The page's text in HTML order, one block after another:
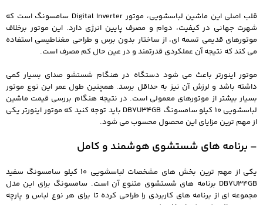
قلب اصلی این ماشین لباسشویی، موتور Digital Inverter سامسونگ است که
شهرت جهانی در کیفیت، دوام و مصرف پایین انرژی دارد. این موتور برخلاف
موتورهای قدیمی تسمه ای، از ساختار بدون برس و طراحی مغناطیسی استفاده
می کند که نتیجه آن عملکردی قدرتمند و در عین حال کم مصرف است.
موتور اینورتر باعث می شود دستگاه در هنگام شستشو صدای بسیار کمی
داشته باشد و لرزش آن نیز به حداقل برسد. همچنین طول عمر این نوع موتور
بسیار بیشتر از موتورهای معمولی است. در نتیجه هنگام بررسی قیمت ماشین
لباسشویی 10 کیلو سامسونگ DB7U34GB باید توجه کنید که موتور اینورتر یکی
از مهم ترین مزایای این محصول محسوب می شود.
– برنامه های شستشوی هوشمند و کامل
یکی از مهم ترین بخش های مشخصات لباسشویی 10 کیلو سامسونگ سفید
DB7U34GB برنامه های شستشوی متنوع آن است. سامسونگ برای این مدل
مجموعه ای از برنامه های کاربردی را طراحی کرده تا برای هر نوع لباس و پارچه